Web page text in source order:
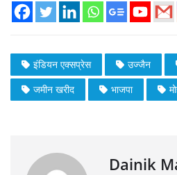
इंडियन एक्सप्रेस उज्जैन
जमीन खरीद
भाजपा
Dainik